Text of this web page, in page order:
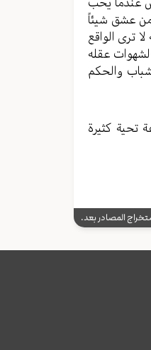
من عشق شیئاً
تری الواقع
عقله
والحکم
تحیة کثیرة
المصادر بعد.